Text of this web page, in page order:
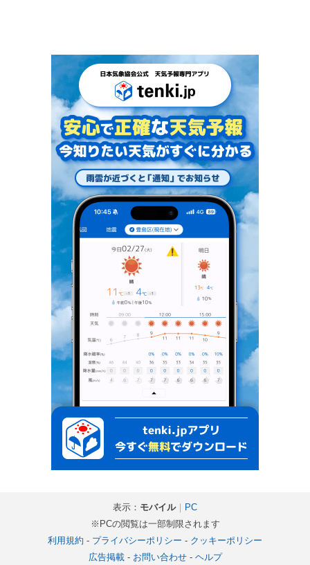
表示： モバイル｜ PC
※PCの閲覧は一部制限されます
利用規約 - プライバシーポリシー - クッキーポリシー
広告掲載- お問い合わせ- ヘルプ